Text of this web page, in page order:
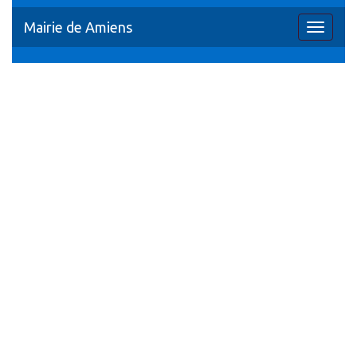
Toggle
Mairie de Amiens